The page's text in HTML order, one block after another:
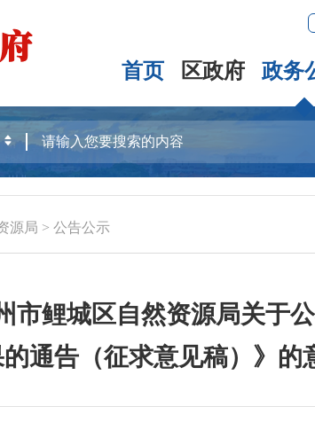
首页 区政府 政务
源局 > 公告公示
市鲤城区自然资源局关于
通告（征求意见稿）》的